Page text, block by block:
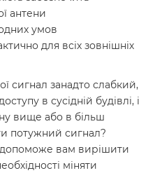
антени
умов
для всіх зовнішніх
сигнал занадто слабкий,
в сусідній будівлі, і
вище або в більш
потужний сигнал?
вам вирішити
міняти